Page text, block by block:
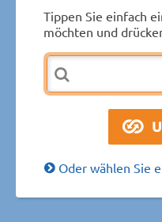
Tippen Sie einfach
möchten und
Oder wählen Sie